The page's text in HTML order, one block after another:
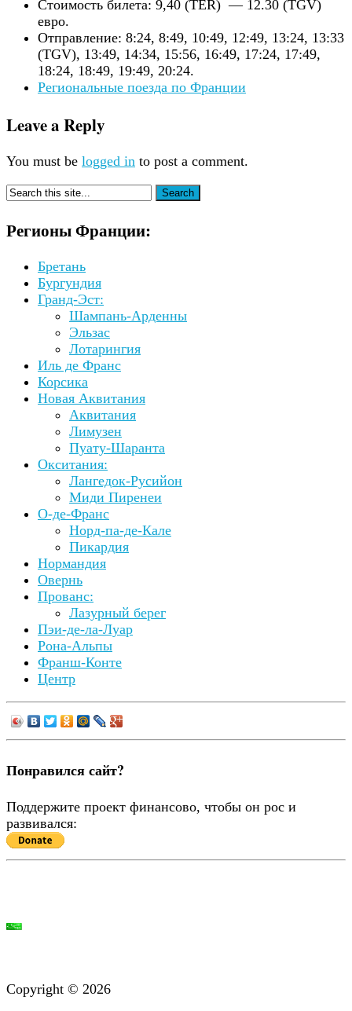
Стоимость билета: 9,40 (TER) — 12.30 (TGV)
евро.
Отправление: 8:24, 8:49, 10:49, 12:49, 13:24, 13:33
(TGV), 13:49, 14:34, 15:56, 16:49, 17:24, 17:49,
18:24, 18:49, 19:49, 20:24.
Региональные поезда по Франции
Leave a Reply
You must be logged in to post a comment.
Регионы Франции:
Бретань
Бургундия
Гранд-Эст:
Шампань-Арденны
Эльзас
Лотарингия
Иль де Франс
Корсика
Новая Аквитания
Аквитания
Лимузен
Пуату-Шаранта
Окситания:
Лангедок-Русийон
Миди Пиренеи
О-де-Франс
Норд-па-де-Кале
Пикардия
Нормандия
Овернь
Прованс:
Лазурный берег
Пэи-де-ла-Луар
Рона-Альпы
Франш-Конте
Центр
Понравился сайт?
Поддержите проект финансово, чтобы он рос и
развивался:
Copyright © 2026